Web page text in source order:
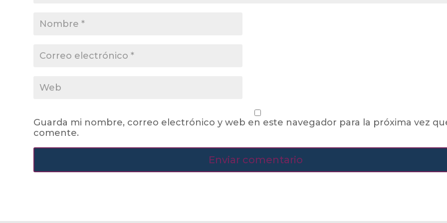
Guarda mi nombre, correo electrónico y web en este navegador para la próxima vez
comente.